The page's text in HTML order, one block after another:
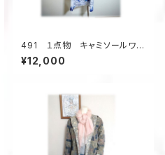
491 １点物 キャミソールワン
ピース ジャンパースカート
リゾート 夏祭り デッドストッ
¥12,000